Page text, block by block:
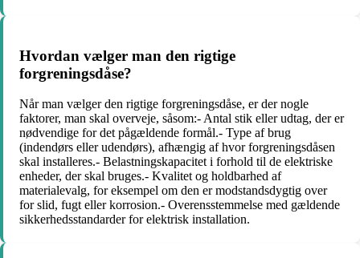
Hvordan vælger man den rigtige
forgreningsdåse?
Når man vælger den rigtige forgreningsdåse, er der nogle
faktorer, man skal overveje, såsom:- Antal stik eller udtag, der er
nødvendige for det pågældende formål.- Type af brug
(indendørs eller udendørs), afhængig af hvor forgreningsdåsen
skal installeres.- Belastningskapacitet i forhold til de elektriske
enheder, der skal bruges.- Kvalitet og holdbarhed af
materialevalg, for eksempel om den er modstandsdygtig over
for slid, fugt eller korrosion.- Overensstemmelse med gældende
sikkerhedsstandarder for elektrisk installation.